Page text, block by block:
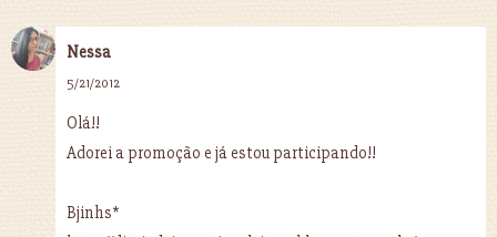
Nessa
5/21/2012
Olá!!
Adorei a promoção e já estou participando!!
Bjinhs*